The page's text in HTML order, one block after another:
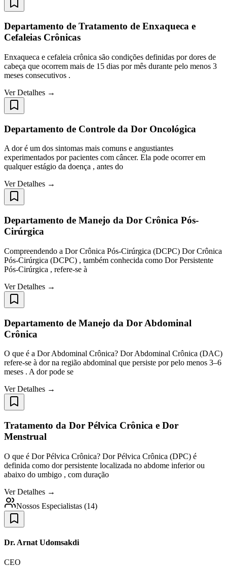
Departamento de Tratamento de Enxaqueca e
Cefaleias Crônicas
Enxaqueca e cefaleia crônica são condições definidas por dores de
cabeça que ocorrem mais de 15 dias por mês durante pelo menos 3
meses consecutivos .
Ver Detalhes →
Departamento de Controle da Dor Oncológica
A dor é um dos sintomas mais comuns e angustiantes
experimentados por pacientes com câncer. Ela pode ocorrer em
qualquer estágio da doença , antes do
Ver Detalhes →
Departamento de Manejo da Dor Crônica Pós-
Cirúrgica
Compreendendo a Dor Crônica Pós-Cirúrgica (DCPC) Dor Crônica
Pós-Cirúrgica (DCPC) , também conhecida como Dor Persistente
Pós-Cirúrgica , refere-se à
Ver Detalhes →
Departamento de Manejo da Dor Abdominal
Crônica
O que é a Dor Abdominal Crônica? Dor Abdominal Crônica (DAC)
refere-se à dor na região abdominal que persiste por pelo menos 3–6
meses . A dor pode se
Ver Detalhes →
Tratamento da Dor Pélvica Crônica e Dor
Menstrual
O que é Dor Pélvica Crônica? Dor Pélvica Crônica (DPC) é
definida como dor persistente localizada no abdome inferior ou
abaixo do umbigo , com duração
Ver Detalhes →
Nossos Especialistas (14)
Dr. Arnat Udomsakdi
CEO